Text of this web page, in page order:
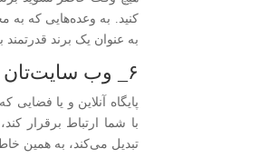
کنید. به وعده‌هایی که به
به عنوان یک برند
۶_ وب سایت‌تان را بهینه سازی کنید
پایگاه آنلاین و یا
با شما ارتباط برقرار
تبدیل می‌کند، به همین